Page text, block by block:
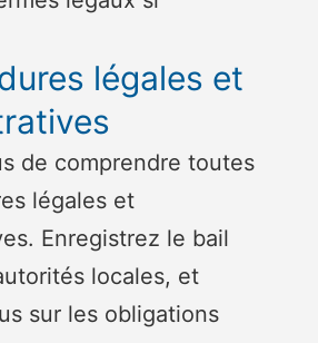
légales et
de comprendre toutes
légales et
Enregistrez le bail
locales, et
sur les obligations